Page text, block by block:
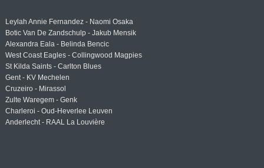
Leylah Annie Fernandez - Naomi Osaka
Botic Van De Zandschulp - Jakub Mensik
Alexandra Eala - Belinda Bencic
West Coast Eagles - Collingwood Magpies
St Kilda Saints - Carlton Blues
Gent - KV Mechelen
Cruzeiro - Mirassol
Zulte Waregem - Genk
Charleroi - Oud-Heverlee Leuven
Anderlecht - RAAL La Louvière